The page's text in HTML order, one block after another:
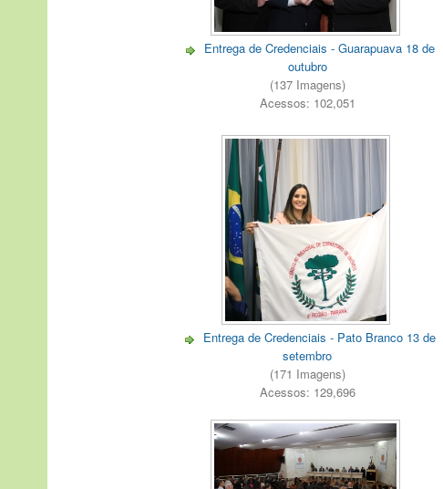
Entrega de Credenciais - Guarapuava 18 de
outubro
(137 Imagens)
Acessos: 102,051
Entrega de Credenciais - Pato Branco 13 de
setembro
(171 Imagens)
Acessos: 129,696